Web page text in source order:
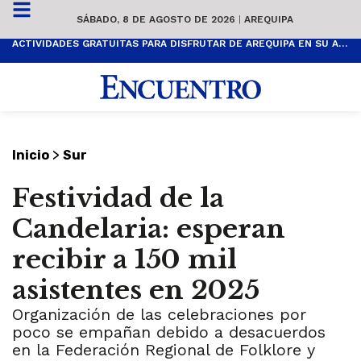
SÁBADO, 8 DE AGOSTO DE 2026 | AREQUIPA
ACTIVIDADES GRATUITAS PARA DISFRUTAR DE AREQUIPA EN SU ANIVERSARIO
Inicio > Sur
Festividad de la
Candelaria: esperan
recibir a 150 mil
asistentes en 2025
Organización de las celebraciones por
poco se empañan debido a desacuerdos
en la Federación Regional de Folklore y